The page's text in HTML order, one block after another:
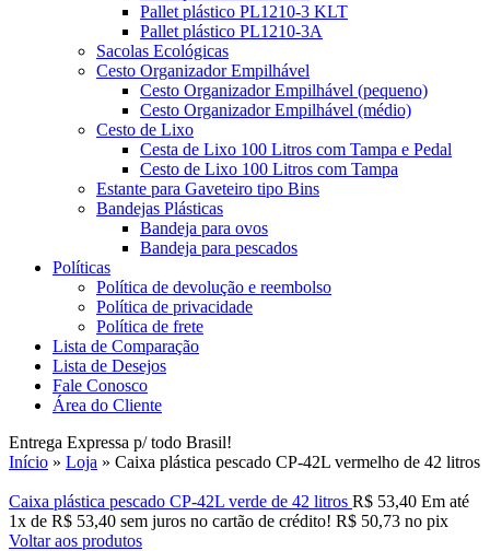
Pallet plástico PL1210-3 KLT
Pallet plástico PL1210-3A
Sacolas Ecológicas
Cesto Organizador Empilhável
Cesto Organizador Empilhável (pequeno)
Cesto Organizador Empilhável (médio)
Cesto de Lixo
Cesta de Lixo 100 Litros com Tampa e Pedal
Cesto de Lixo 100 Litros com Tampa
Estante para Gaveteiro tipo Bins
Bandejas Plásticas
Bandeja para ovos
Bandeja para pescados
Políticas
Política de devolução e reembolso
Política de privacidade
Política de frete
Lista de Comparação
Lista de Desejos
Fale Conosco
Área do Cliente
Entrega Expressa p/ todo Brasil!
Início » Loja » Caixa plástica pescado CP-42L vermelho de 42 litros
Caixa plástica pescado CP-42L verde de 42 litros R$ 53,40 Em até
1x de R$ 53,40 sem juros no cartão de crédito! R$ 50,73 no pix
Voltar aos produtos